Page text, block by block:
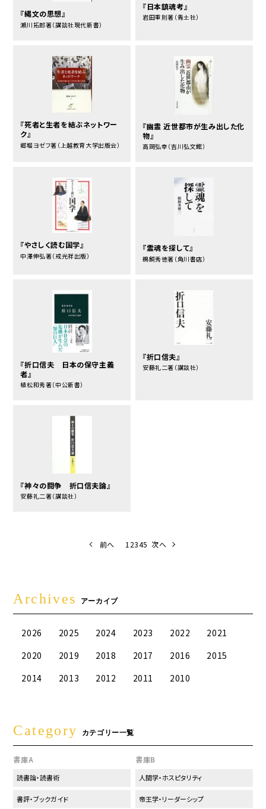
『縄文の思想』
瀬川拓郎著（講談社現代新書）
『日本鎮魂考』
岩田重則著（青土社）
『死者と生者を結ぶネットワー
ク』
郷堀ヨゼフ著（上越教育大学出版会）
『幽霊 近世都市が生み出した化
物』
高岡弘幸（吉川弘文館）
『やさしく読む国学』
中澤伸弘著（戒光祥出版）
『霊魂を探して』
鵜飼秀徳著（角川書店）
『折口信夫 日本の保守主義
者』
植松和秀著（中公新書）
『折口信夫』
安藤礼二著（講談社）
『神々の闘争 折口信夫論』
安藤礼二著（講談社）
前へ 12345 次へ
Archives アーカイブ
2026 2025 2024 2023 2022
2021
2020
2019 2018 2017 2016
2015
2014
2013 2012 2011 2010
Category カテゴリー一覧
書庫A
読書論・読書術
書評・ブックガイド
書庫B
人間学・ホスピタリティ
帝王学・リーダーシップ